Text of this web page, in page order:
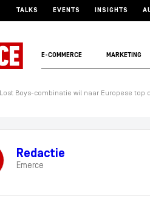
TALKS EVENTS INSIGHTS
E-COMMERCE MARKETING
Lost Boys-combinatie wil naar Europese top
Redactie
Emerce